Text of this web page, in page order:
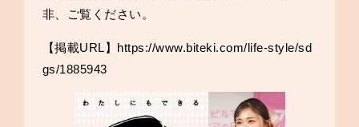
非、ご覧ください。
【掲載URL】 https://www.biteki.com/life-style/sd
gs/1885943